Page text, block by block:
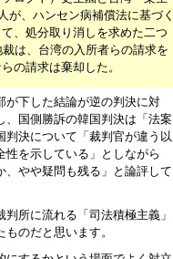
が、ハンセン病補償法に基づく
、処分取り消しを求めた二つ
は、台湾の入所者らの請求を
の請求は棄却した。
が下した結論が逆の判決に対
、国側勝訴の韓国判決は「法案
決について「裁判官が違う以
を示している」としながら
、やや疑問も残る」と論評して
所に流れる「司法積極主義」
のだと思います。